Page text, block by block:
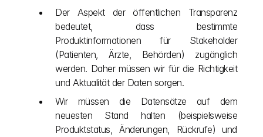
Der Aspekt der öffentlichen Transparenz
bedeutet, dass bestimmte
Produktinformationen für Stakeholder
(Patienten, Ärzte, Behörden) zugänglich
werden. Daher müssen wir für die Richtigkeit
und Aktualität der Daten sorgen.
Wir müssen die Datensätze auf dem
neuesten Stand halten (beispielsweise
Produktstatus, Änderungen, Rückrufe) und